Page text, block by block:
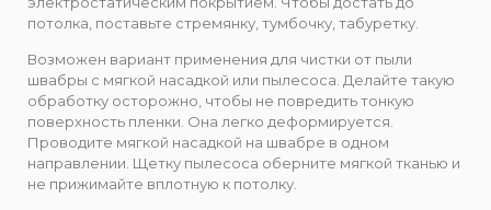
потолка, поставьте стремянку, тумбочку, табуретку.
Возможен вариант применения для чистки от пыли
швабры с мягкой насадкой или пылесоса. Делайте такую
обработку осторожно, чтобы не повредить тонкую
поверхность пленки. Она легко деформируется.
Проводите мягкой насадкой на швабре в одном
направлении. Щетку пылесоса оберните мягкой тканью и
не прижимайте вплотную к потолку.